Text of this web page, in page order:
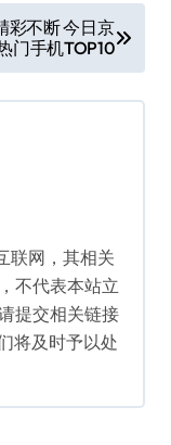
彩不断 今日京
门手机TOP10
联网，其相关
不代表本站立
提交相关链接
将及时予以处